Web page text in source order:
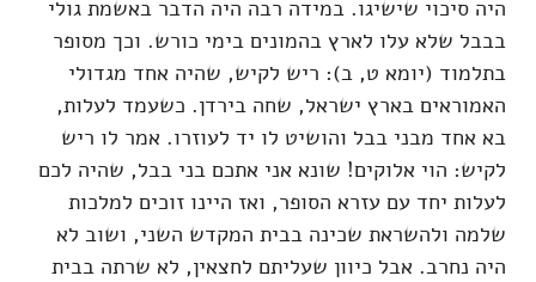
היה סיכוי שישיגו. במידה רבה היה הדבר באשמת גולי
בבבל שלא עלו לארץ בהמונים בימי כורש. וכך מסופר
בתלמוד (יומא ט, ב): ריש לקיש, שהיה אחד מגדולי
האמוראים בארץ ישראל, שחה בירדן. כשעמד לעלות,
בא אחד מבני בבל והושיט לו יד לעוזרו. אמר לו ריש
לקיש: הוי אלוקים! שונא אני אתכם בני בבל, שהיה לכם
לעלות יחד עם עזרא הסופר, ואז היינו זוכים למלכות
שלמה ולהשראת שכינה בבית המקדש השני, ושוב לא
היה נחרב. אבל כיוון שעליתם לחצאין, לא שרתה בבית